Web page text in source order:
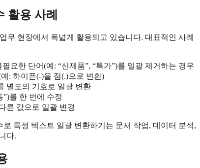
활용 사례
무 현장에서 폭넓게 활용되고 있습니다. 대표적인 사례
요한 단어(예: “신제품”, “특가”)를 일괄 제거하는 경우
: 하이픈(-)을 점(.)으로 변환)
별도의 기호로 일괄 변환
를 한 번에 수정
른 값으로 일괄 변경
특정 텍스트 일괄 변환하기는 문서 작업, 데이터 분석,
다.